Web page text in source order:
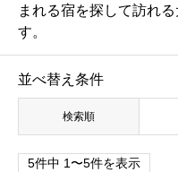
まれる宿を探して訪れ
す。
並べ替え条件
検索順
5件中 1〜5件を表示